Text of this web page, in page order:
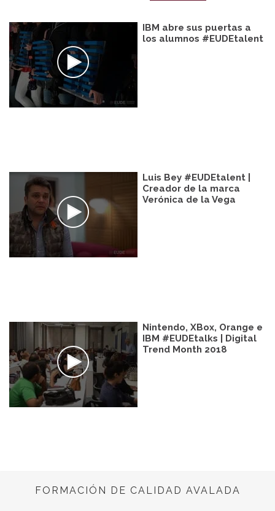
IBM abre sus puertas a
los alumnos #EUDEtalent
Luis Bey #EUDEtalent |
Creador de la marca
Verónica de la Vega
Nintendo, XBox, Orange e
IBM #EUDEtalks | Digital
Trend Month 2018
FORMACIÓN DE CALIDAD AVALADA